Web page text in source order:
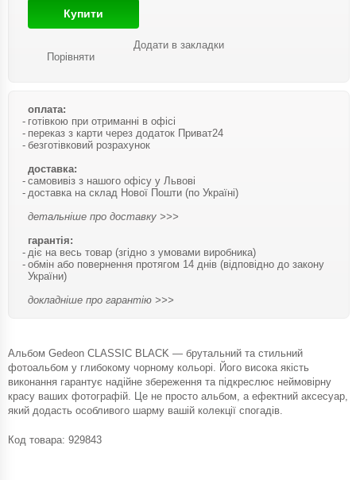
Купити
Порівняти
Додати в закладки
оплата:
готівкою при отриманні в офісі
переказ з карти через додаток Приват24
безготівковий розрахунок
доставка:
самовивіз з нашого офісу у Львові
доставка на склад Нової Пошти (по Україні)
детальніше про доставку >>>
гарантія:
діє на весь товар (згідно з умовами виробника)
обмін або повернення протягом 14 днів (відповідно до закону
України)
докладніше про гарантію >>>
Альбом Gedeon CLASSIC BLACK — брутальний та стильний
фотоальбом у глибокому чорному кольорі. Його висока якість
виконання гарантує надійне збереження та підкреслює неймовірну
красу ваших фотографій. Це не просто альбом, а ефектний аксесуар,
який додасть особливого шарму вашій колекції спогадів.
Код товара: 929843